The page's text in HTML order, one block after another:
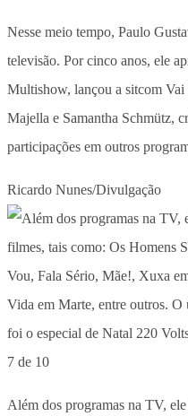
Nesse meio tempo, Paulo
televisão. Por cinco anos, ele
Multishow, lançou a sitcom
Majella e Samantha Schmütz,
participações em outros
Ricardo Nunes/Divulgação
7 de 10
Além dos programas na TV,